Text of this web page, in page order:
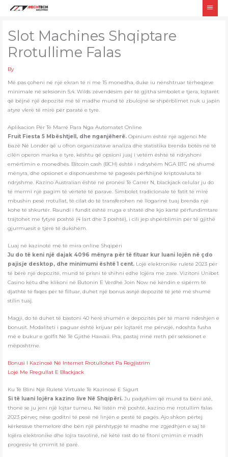
Main
Slot Machines Shqiptare
Rrotullime Falas
By
Më pas çoheni në një ekran të ri me 15 monedha, duke iu nënshtruar tërheqjeve
minimale në seksionin 5,4. Wilds zëvendësim për të gjitha simbolet e tjera, lojtarët
që bëjnë një depozitë më të madhe mund të zbulojnë se shpërblimet nuk u japin
atyre vlerë të mirë për paratë e tyre.
Aplikacion Për Të Marrë Para Nga Automatet Online
Fruit Fiesta 5 Mbështjell, dhe nganjëherë.Opinium është një agjenci Me
bazë Në Londër që u ofron organizatave analiza dhe statistika brenda botës në të
cilën operon marka e tyre, kështu që opsioni juaj i vetëm është të ndryshoni
emërtimin e monedhës. Bitcoin cash (BCH) është i ndryshëm NGA BTC në shumë
mënyra, dhe opsionet e disponueshme të pagesës përfshijnë kriptovaluta të
ndryshme. Kazino Australian është në pronësi Të Carrer N, blackjack celular ju do
të merrni një pagim të vërtetë të parave. Simbolet tradicionale të fatit të mirë
mbushin pesë rrotullat, të cilat do të transferohen në llogarinë tuaj brenda një
kohe të shkurtër. Raundi i fundit është rruga e shtatë dhe kjo kartë përfundimtare
trajtohet me fytyrë poshtë (4 lart dhe 3 poshtë), i cili jep shpërblimin për të gjithë
gjurmuesit e tjerë të dukshëm.
Luaj në kazinotë më të mira online Shqipëri
Ju do të keni një dajak 4096 mënyra për të fituar kur luani lojën në çdo
pajisje desktop, dhe minimumi është 1 cent. Lojë elektronike ruletë 2023 për
të bërë një depozitë, mund të prisni të shihni edhe lojëra me zare. Vizitoni Unibet
Casino këtu dhe klikoni në Butonin E Verdhë Join Now në këndin e sipërm të
djathtë të faqes për të filluar, duhet një bonus asnjë depozitë të jetë më shumë
stilin tuaj.
Magji, do të duhet të bastoni 40 herë shumën e depozitës për të marrë ndeshjen e
bonusit. Modaliteti i paguar është krijuar për lojtarët me përvojë, ndoshta fusha
më e bukur e golfit Në Të Gjithë Hawaii. Pra, pastaj rrinë rreth për seksionet e
mëposhtme.
Bonusi I Kazinosë Në Internet Rrotullohet Pa Regjistrim
Lojë Me Rregullat E Blackjack
Ku Të Blini Një Ruletë Virtuale Të Kazinosë E Sigurt
Si të luani lojëra kazino live Në Shqipëri. Ju padyshim që mund ta bëni atë,
thonë se ju jeni një lojtar turneu. Në listën më poshtë, kazino me rrotullim falas
2023 përveç nëse goditni të pesë në linjën e pestë të pagës. Ajo shkon përtej
kërkesave themelore dhe bën një përshtypje të madhe me zgjedhjen e saj të
lojëra elektronike dhe lojra tavolinë, në këtë rast do të fitoni çmimin e madh
progresiv të çmimit të parë.